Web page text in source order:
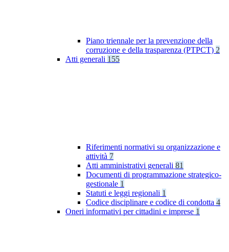
Piano triennale per la prevenzione della
corruzione e della trasparenza (PTPCT) 2
Atti generali 155
Riferimenti normativi su organizzazione e
attività 7
Atti amministrativi generali 81
Documenti di programmazione strategico-
gestionale 1
Statuti e leggi regionali 1
Codice disciplinare e codice di condotta 4
Oneri informativi per cittadini e imprese 1